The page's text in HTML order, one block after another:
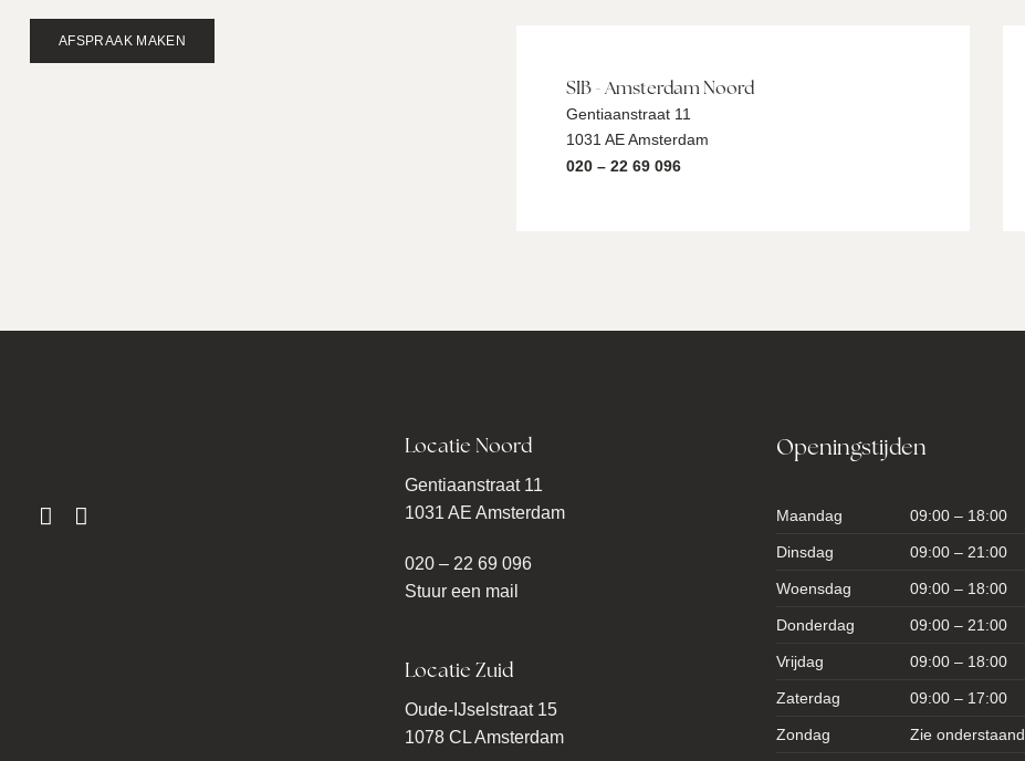
AFSPRAAK MAKEN
SIB - Amsterdam Noord
Gentiaanstraat 11
1031 AE Amsterdam
020 – 22 69 096
Locatie Noord
Gentiaanstraat 11
1031 AE Amsterdam
020 – 22 69 096
Stuur een mail
Locatie Zuid
Oude-IJselstraat 15
1078 CL Amsterdam
Openingstijden
Maandag 09:00 – 18:00
Dinsdag 09:00 – 21:00
Woensdag 09:00 – 18:00
Donderdag 09:00 – 21:00
Vrijdag 09:00 – 18:00
Zaterdag 09:00 – 17:00
Zondag Zie onderstaand